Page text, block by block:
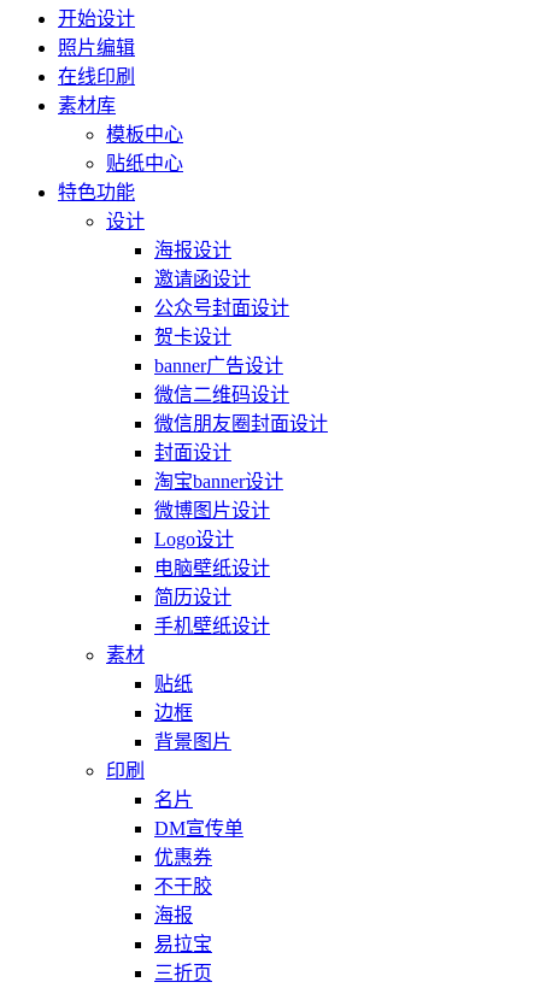
开始设计
照片编辑
在线印刷
素材库
模板中心
贴纸中心
特色功能
设计
海报设计
邀请函设计
公众号封面设计
贺卡设计
banner广告设计
微信二维码设计
微信朋友圈封面设计
封面设计
淘宝banner设计
微博图片设计
Logo设计
电脑壁纸设计
简历设计
手机壁纸设计
素材
贴纸
边框
背景图片
印刷
名片
DM宣传单
优惠券
不干胶
海报
易拉宝
三折页